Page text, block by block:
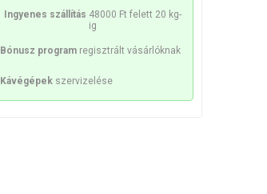
Érzékelők és biztosítékok
Ingyenes szállítás 48000 Ft felett 20 kg-
ig
Bónusz program regisztrált vásárlóknak
Kávégépek szervizelése